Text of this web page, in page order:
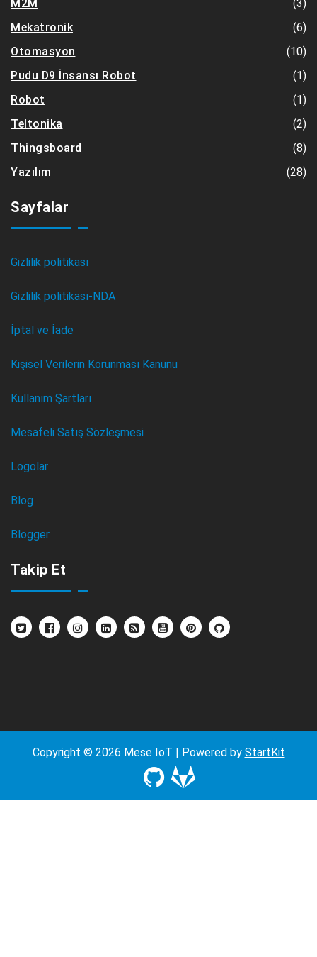
M2M
(3)
Mekatronik
(6)
Otomasyon
(10)
Pudu D9 İnsansı Robot
(1)
Robot
(1)
Teltonika
(2)
Thingsboard
(8)
Yazılım
(28)
Sayfalar
Gizlilik politikası
Gizlilik politikası-NDA
İptal ve İade
Kişisel Verilerin Korunması Kanunu
Kullanım Şartları
Mesafeli Satış Sözleşmesi
Logolar
Blog
Blogger
Takip Et
Copyright © 2026 Mese IoT | Powered by StartKit